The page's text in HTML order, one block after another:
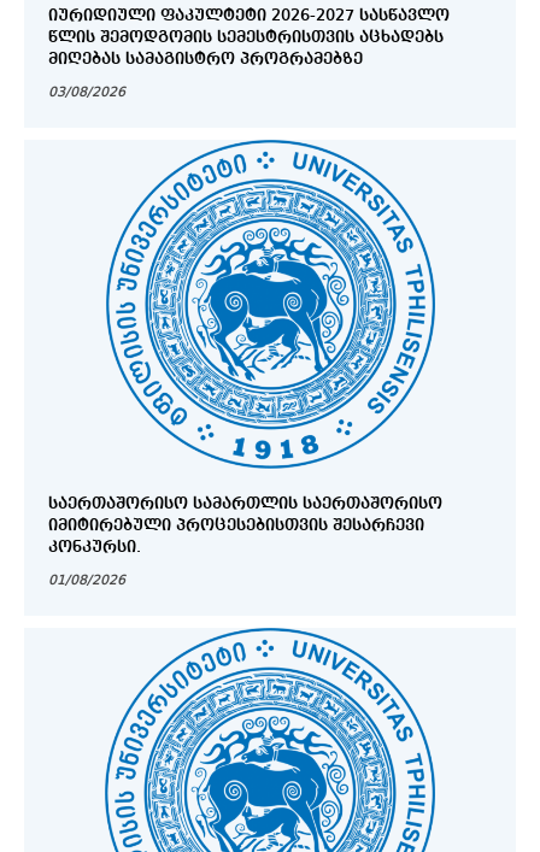
ᲘᲣᲠᲘᲓᲘᲣᲚᲘ ᲤᲐᲙᲣᲚᲢᲔᲢᲘ 2026-2027 ᲡᲐᲡᲬᲐᲕᲚᲝ
ᲬᲚᲘᲡ ᲨᲔᲛᲝᲓᲒᲝᲛᲘᲡ ᲡᲔᲛᲔᲡᲢᲠᲘᲡᲗᲕᲘᲡ ᲐᲪᲮᲐᲓᲔᲑᲡ
ᲛᲘᲦᲔᲑᲐᲡ ᲡᲐᲛᲐᲒᲘᲡᲢᲠᲝ ᲞᲠᲝᲒᲠᲐᲛᲔᲑᲖᲔ
03/08/2026
ᲡᲐᲔᲠᲗᲐᲨᲝᲠᲘᲡᲝ ᲡᲐᲛᲐᲠᲗᲚᲘᲡ ᲡᲐᲔᲠᲗᲐᲨᲝᲠᲘᲡᲝ
ᲘᲛᲘᲢᲘᲠᲔᲑᲣᲚᲘ ᲞᲠᲝᲪᲔᲡᲔᲑᲘᲡᲗᲕᲘᲡ ᲨᲔᲡᲐᲠᲩᲔᲕᲘ
ᲙᲝᲜᲙᲣᲠᲡᲘ.
01/08/2026